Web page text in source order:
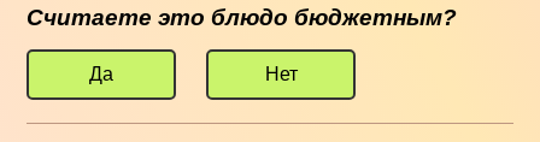
Считаете это блюдо бюджетным?
Да Нет